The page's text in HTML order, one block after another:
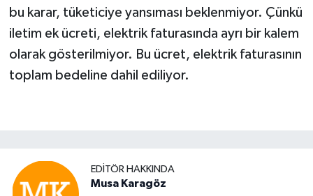
bu karar, tüketiciye yansıması beklenmiyor. Çünkü
iletim ek ücreti, elektrik faturasında ayrı bir kalem
olarak gösterilmiyor. Bu ücret, elektrik faturasının
toplam bedeline dahil ediliyor.
EDITÖR HAKKINDA
Musa Karagöz